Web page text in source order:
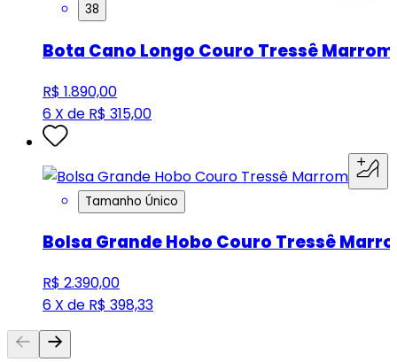
38
Bota Cano Longo Couro Tressê Marrom
R$ 1.890,00
6 X de R$ 315,00
Tamanho Único
Bolsa Grande Hobo Couro Tressê
R$ 2.390,00
6 X de R$ 398,33